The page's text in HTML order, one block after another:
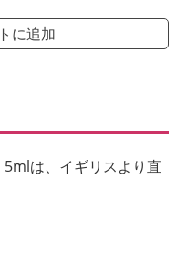
に追加
は、イギリスより直